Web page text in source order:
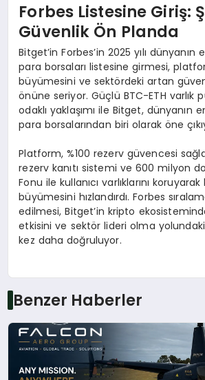
Forbes Listesine Giriş:
Güvenlik Ön Planda
Bitget’in Forbes’in 2025 yılı
para borsaları listesine girmesi,
büyümesini ve sektördeki artan
önüne seriyor. Güçlü BTC-ETH varlık
odaklı yaklaşımı ile Bitget, dünyanın
para borsalarından biri olarak öne
Platform, %100 rezerv güvencesi
rezerv kanıtı sistemi ve 600 milyon
Fonu ile kullanıcı varlıklarını
büyümesini hızlandırdı. Forbes
edilmesi, Bitget’in kripto
etkisini ve sektör lideri olma yolundaki
kez daha doğruluyor.
Benzer Haberler